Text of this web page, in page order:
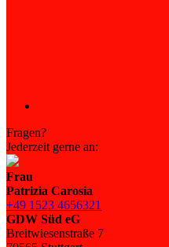
Fragen?
Jederzeit gerne an:
Frau
Patrizia Carosia
+49 1523 4656321
GDW Süd eG
Breitwiesenstraße 7